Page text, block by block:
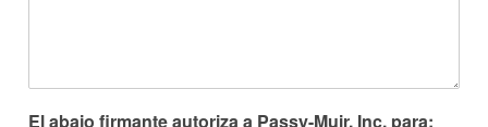
El abajo firmante autoriza a Passy-Muir, Inc. para: